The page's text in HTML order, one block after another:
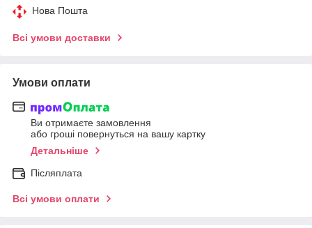
Нова Пошта
Всі умови доставки
Умови оплати
Ви отримаєте замовлення
або гроші повернуться на вашу картку
Детальніше
Післяплата
Всі умови оплати